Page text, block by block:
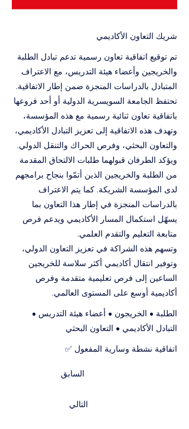
شريك التعاون الأكاديمي
تم توقيع اتفاقية تعاون رسمية تدعم تبادل الطلبة
والخريجين وأعضاء هيئة التدريس، مع الاعتراف
المتبادل بالدراسات المنجزة ضمن إطار الاتفاقية.
تحتفظ الجامعة السويسرية الدولية أو أحد فروعها
باتفاقية تعاون ثنائية رسمية مع هذه المؤسسة،
وتهدف هذه الاتفاقية إلى تعزيز التبادل الأكاديمي،
والتعاون البحثي، وفرص الحراك والتنقل الدولي.
ويؤكد الطرفان قبولهما طلبات الالتحاق المقدمة
من الطلبة والخريجين الذين أتمّوا بنجاح برامجهم
لدى المؤسسة الشريكة. كما يتم الاعتراف
بالدراسات المنجزة في إطار هذا التعاون بما
يسهّل استكمال المسار الأكاديمي ويدعم فرص
متابعة التعليم والتقدم العلمي.
وتسهم هذه الشراكة في تعزيز التعاون الدولي،
وتوفير انتقال أكاديمي أكثر سلاسة للخريجين
الساعين إلى فرص تعليمية متقدمة وفرص
أكاديمية أوسع على المستوى العالمي.
الطلبة • الخريجون • أعضاء هيئة التدريس •
التبادل الأكاديمي • التعاون البحثي
اتفاقية نشطة وسارية المفعول ✅
السابق
التالي